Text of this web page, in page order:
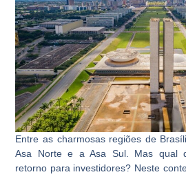
Entre as charmosas regiões de
Asa Norte e a Asa Sul. Mas qual
retorno para investidores? Neste